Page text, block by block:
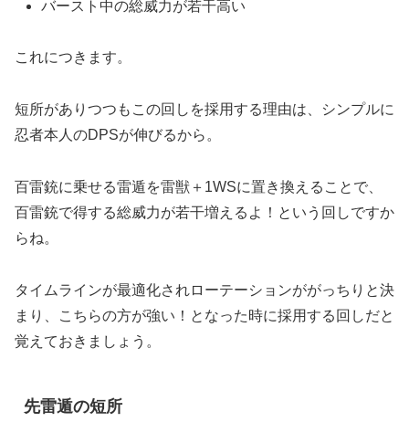
バースト中の総威力が若干高い
これにつきます。
短所がありつつもこの回しを採用する理由は、シンプルに
忍者本人のDPSが伸びるから。
百雷銃に乗せる雷遁を雷獣＋1WSに置き換えることで、
百雷銃で得する総威力が若干増えるよ！という回しですか
らね。
タイムラインが最適化されローテーションががっちりと決
まり、こちらの方が強い！となった時に採用する回しだと
覚えておきましょう。
先雷遁の短所